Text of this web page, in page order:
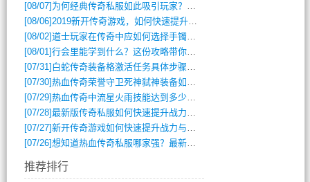
[08/07] 为何经典传奇私服如此吸引玩家？深度攻略解析
[08/06]2019新开传奇游戏，如何快速提升角色等级？
[08/02]道士玩家在传奇中应如何选择手镯装备？
[08/01]行会里能学到什么？这份攻略带你全掌握
[07/31] 白蛇传奇装备格激活任务具体步骤是什么？如何完成？
[07/30]热血传奇荣誉守卫死神弑神装备如何获取与佩戴攻略？
[07/29]热血传奇中流星火雨技能达到多少级可以开始练装备？
[07/28]最新版传奇私服如何快速提升战力与获取稀有装备？
[07/27]新开传奇游戏如何快速提升战力与获取稀有装备？
[07/26]想知道热血传奇私服哪家强？最新排行榜攻略全解析
推荐排行